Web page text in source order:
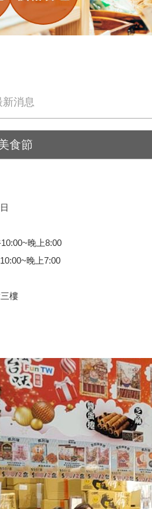
新消息
食節
晚上8:00
晚上7:00
樓